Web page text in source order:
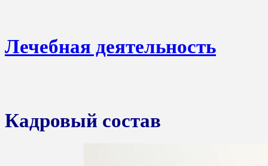
Лечебная деятельность
Кадровый состав